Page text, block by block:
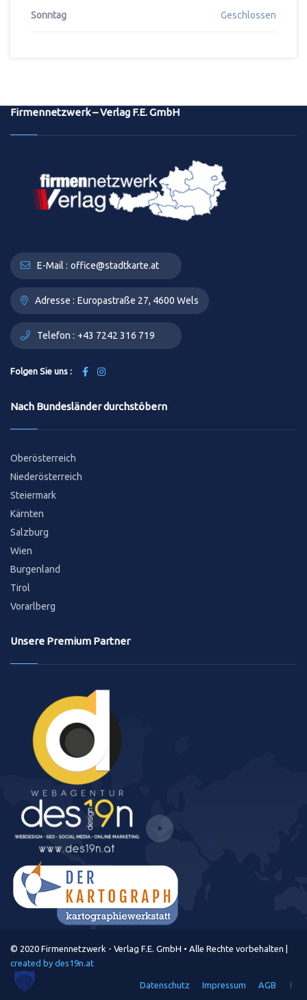
Sonntag Geschlossen
Firmennetzwerk – Verlag F.E. GmbH
E-Mail : office@stadtkarte.at
Adresse : Europastraße 27, 4600 Wels
Telefon : +43 7242 316 719
Folgen Sie uns :
Nach Bundesländer durchstöbern
Oberösterreich
Niederösterreich
Steiermark
Kärnten
Salzburg
Wien
Burgenland
Tirol
Vorarlberg
Unsere Premium Partner
© 2020 Firmennetzwerk - Verlag F.E. GmbH • Alle Rechte vorbehalten |
created by des19n.at
Datenschutz Impressum AGB